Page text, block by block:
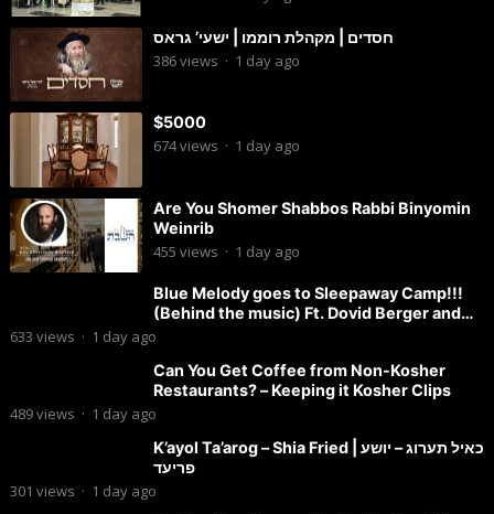
חסדים | מקהלת רוממו | ישעי’ גראס
386views · 1 day ago
$5000
674views · 1 day ago
Are You Shomer Shabbos Rabbi Binyomin
Weinrib
455 views · 1 day ago
Blue Melody goes to Sleepaway Camp!!!
(Behind the music) Ft. Dovid Berger and
Chaim Brown
633 views · 1 day ago
Can You Get Coffee from Non-Kosher
Restaurants? – Keeping it Kosher Clips
489views · 1 day ago
K’ayol Ta’arog – Shia Fried | כאיל תערוג – יושע
פריעד
301 views · 1 day ago